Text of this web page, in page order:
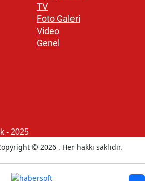
TV
Foto Galeri
Video
Genel
- 2025
© 2026 . Her hakkı saklıdır.